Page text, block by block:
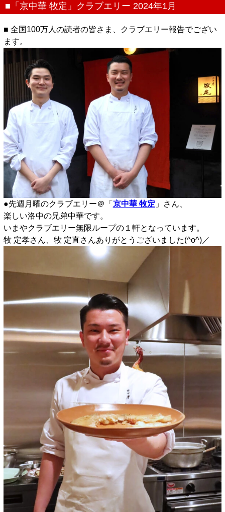
■「京中華 牧定」クラブエリー 2024年1月
■ 全国100万人の読者の皆さま、クラブエリー報告でござい
ます。
●先週月曜のクラブエリー＠「 京中華 牧定 」さん、
楽しい洛中の兄弟中華です。
いまやクラブエリー無限ループの１軒となっています。
牧 定孝さん、牧 定直さんありがとうございました(^o^)／